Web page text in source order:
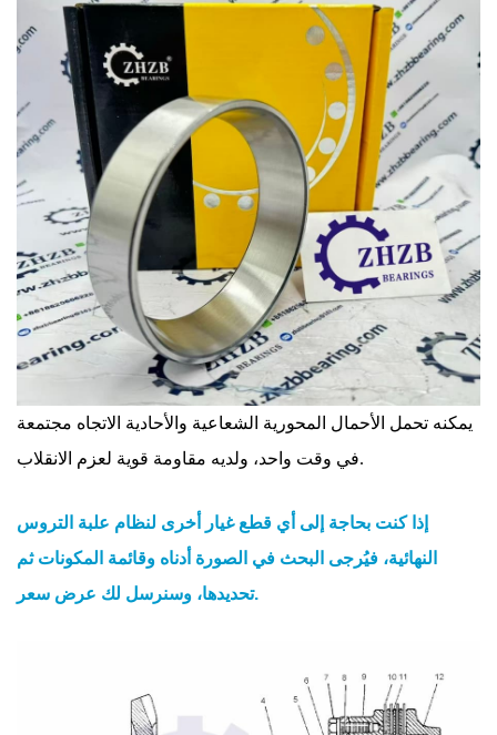
يمكنه تحمل الأحمال المحورية الشعاعية والأحادية الاتجاه مجتمعة
في وقت واحد، ولديه مقاومة قوية لعزم الانقلاب.
إذا كنت بحاجة إلى أي قطع غيار أخرى لنظام علبة التروس
النهائية، فيُرجى البحث في الصورة أدناه وقائمة المكونات ثم
تحديدها، وسنرسل لك عرض سعر.